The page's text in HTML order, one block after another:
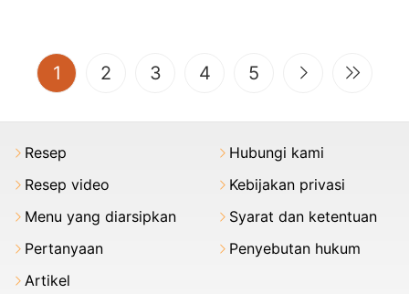
1 (current)
2 3 4 5
Resep
Resep video
Menu yang diarsipkan
Pertanyaan
Artikel
Hubungi kami
Kebijakan privasi
Syarat dan ketentuan
Penyebutan hukum